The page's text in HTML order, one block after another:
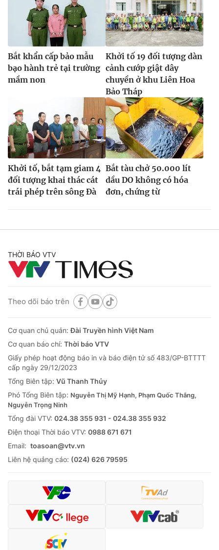
Bắt khẩn cấp bảo mẫu
bạo hành trẻ tại trường
mầm non
Khởi tố 19 đối tượng dàn
cảnh cướp giật dây
chuyền ở khu Liên Hoa
Bảo Tháp
Khởi tố, bắt tạm giam 4
đối tượng khai thác cát
trái phép trên sông Đà
Bắt tàu chở 50.000 lít
dầu DO không có hóa
đơn, chứng từ
THỜI BÁO VTV
Theo dõi báo trên
Cơ quan chủ quản:Đài Truyền hình Việt Nam
Cơ quan báo chí: Thời báo VTV
Giấy phép hoạt động báo in và báo điện tử số 483/GP-BTTTT
cấp ngày 29/12/2023
Tổng Biên tập: Vũ Thanh Thủy
Phó Tổng Biên tập: Nguyễn Thị Mỹ Hạnh, Phạm Quốc Thắng,
Nguyễn Trọng Ninh
Tổng đài VTV: 024.38 355 931 - 024.38 355 932
Ðiện thoại Thời báo VTV: 0988 671 671
Email: toasoan@vtv.vn
Liên hệ quảng cáo: (024) 626 79595